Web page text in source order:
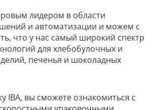
лидером в области
и автоматизации и можем с
что у нас самый широкий спектр
для хлебобулочных и
печенья и шоколадных
IBA, вы сможете ознакомиться с